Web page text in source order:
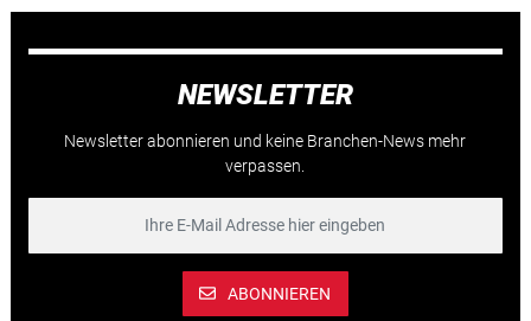
NEWSLETTER
Newsletter abonnieren und keine Branchen-News mehr
verpassen.
ABONNIEREN